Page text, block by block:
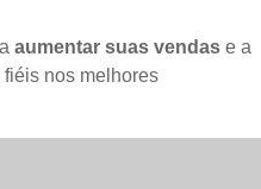
aumentar suas vendas e a
nos melhores